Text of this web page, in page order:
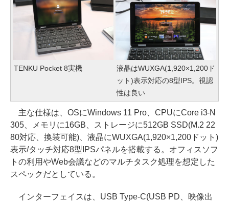
TENKU Pocket 8実機
液晶はWUXGA(1,920×1,200ド
ット)表示対応の8型IPS。視認
性は良い
主な仕様は、OSにWindows 11 Pro、CPUにCore i3-N
305、メモリに16GB、ストレージに512GB SSD(M.2 22
80対応、換装可能)、液晶にWUXGA(1,920×1,200ドット)
表示/タッチ対応8型IPSパネルを搭載する。オフィスソフ
トの利用やWeb会議などのマルチタスク処理を想定した
スペックだとしている。
インターフェイスは、USB Type-C(USB PD、映像出